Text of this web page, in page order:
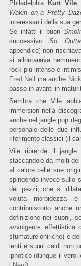
Philadelphia Kurt Vile,
Wakin on a Pretty
interessanti della sua
Se infatti il buon
successivo So
appendice) non
si allontanava
rock più intenso e
Fred Neil
ma anche
passo in avanti in
Sembra che Vile
immersion nella
anche nel jangle pop
personale delle due
riferimento classici (il
Vile riprende il jangle
staccandolo da molti
al calore delle sue
spingendo invece sullo
dei pezzi, che si
voluta morbidezza
contribuiscono anche
definizione nei suoni,
avvolgente, effettistica
sfumature oniriche) e
lenti e suoni caldi non
ipnotico (dunque il vero